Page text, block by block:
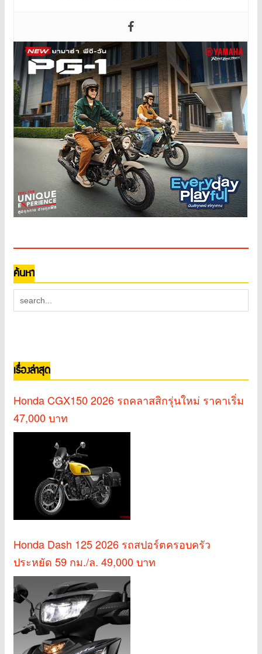
ค้นหา
เรื่องล่าสุด
Honda CGX150 2026 รถคลาสสิกรุ่นใหม่ ราคาเริ่ม
47,000 บาท
Honda Dash 125 2026 รถสปอร์ตครอบครัว
ประหยัด 59 กม./ล. 49,000 บาท